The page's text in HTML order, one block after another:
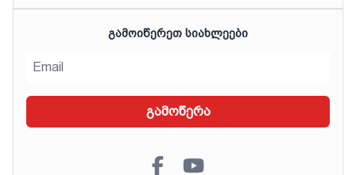
ᲒᲐᲛᲝᲘᲬᲔᲠᲔᲗ ᲡᲘᲐᲮᲚᲔᲔᲑᲘ
გამოწერა